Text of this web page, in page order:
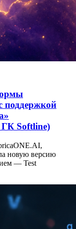
поддержкой
Softline)
новую версию
— Test